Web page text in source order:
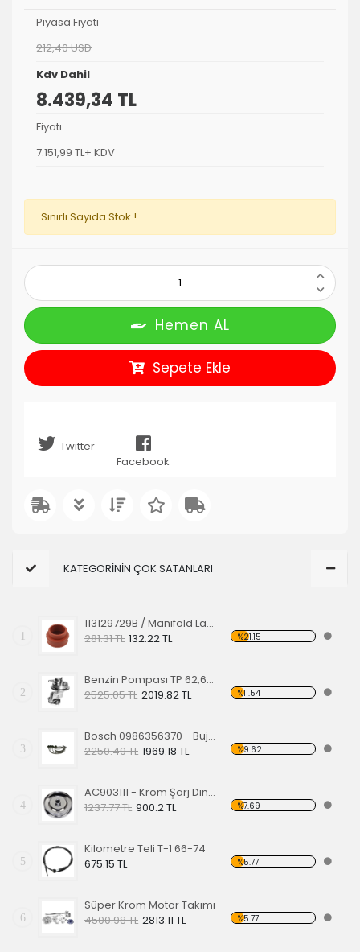
Piyasa Fiyatı
212,40 USD
Kdv Dahil
8.439,34 TL
Fiyatı
7.151,99 TL+ KDV
Sınırlı Sayıda Stok !
Hemen AL
Sepete Ekle
Twitter
Facebook
KATEGORİNİN ÇOK SATANLARI
1
113129729B / Manifold Lastiği Kırmızı
281.31 TL 132.22 TL %21.15
2
Benzin Pompası TP 62,67 Krom
2525.05 TL 2019.82 TL %11.54
3
Bosch 0986356370 - Buji Kablo Seti, 1950-1979 Tüm Modeller OE - 111198031A
2250.49 TL 1969.18 TL %9.62
4
AC903111 - Krom Şarj Dinamo Kayış Kasnağı
1237.77 TL 900.2 TL %7.69
5
Kilometre Teli T-1 66-74
675.15 TL
%5.77
6
Süper Krom Motor Takımı
4500.98 TL 2813.11 TL %5.77